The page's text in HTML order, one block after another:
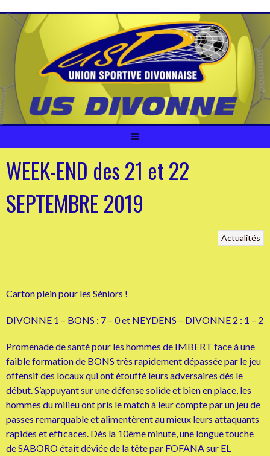
contenu
WEEK-END des 21 et 22
SEPTEMBRE 2019
Actualités
Carton plein pour les Séniors !
DIVONNE 1 – BONS : 7 – 0 et NEYDENS – DIVONNE 2 : 1 – 2
Promenade de santé pour les hommes de IMBERT face à une
faible formation de BONS très rapidement dépassée par le jeu
offensif des locaux qui ont étouffé leurs adversaires dès le
début. S’appuyant sur une défense solide et bien en place, les
hommes du milieu ont pris le match à leur compte par un jeu de
passes remarquable et alimentèrent au mieux leurs attaquants
rapides et efficaces. Dès la 10ème minute, une longue touche
de SABORO était déviée de la tête par FOFANA sur EL